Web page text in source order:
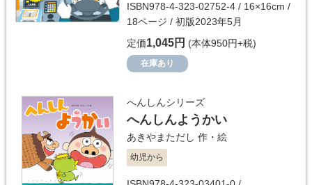
ISBN978-4-323-02752-4 / 16×16cm /
18ページ / 初版2023年5月
定価1,045円 (本体950円+税)
在庫あり
へんしんシリーズ
へんしんようかい
あきやまただし 作・絵
幼児から